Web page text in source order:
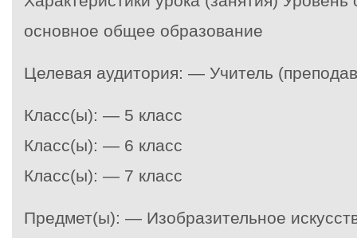
основное общее образование
Целевая аудитория: — Учитель
Класс(ы): — 5 класс
Класс(ы): — 6 класс
Класс(ы): — 7 класс
Предмет(ы): — Изобразительное